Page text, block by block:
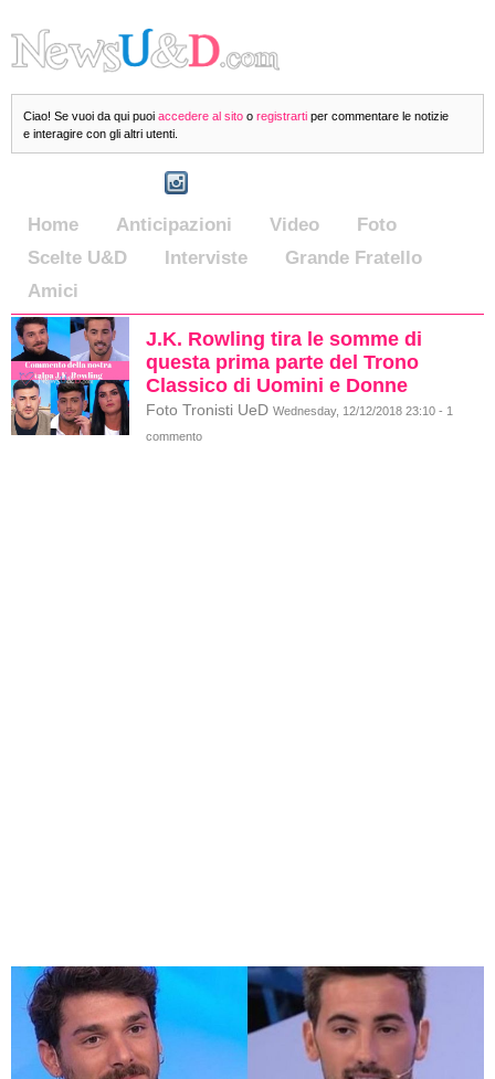
Ciao! Se vuoi da qui puoi accedere al sito o registrarti per commentare le notizie
e interagire con gli altri utenti.
Home Anticipazioni Video
Foto
Scelte U&D
Interviste
Grande Fratello
Amici
J.K. Rowling tira le somme di
questa prima parte del Trono
Classico di Uomini e Donne
Foto Tronisti UeD Wednesday, 12/12/2018 23:10 - 1
commento